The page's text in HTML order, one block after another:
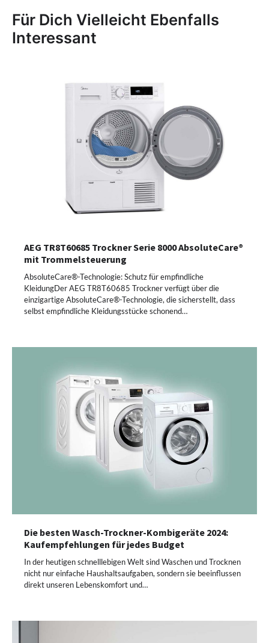
Für Dich Vielleicht Ebenfalls
Interessant
AEG TR8T60685 Trockner Serie 8000 AbsoluteCare®
mit Trommelsteuerung
AbsoluteCare®-Technologie: Schutz für empfindliche
KleidungDer AEG TR8T60685 Trockner verfügt über die
einzigartige AbsoluteCare®-Technologie, die sicherstellt, dass
selbst empfindliche Kleidungsstücke schonend…
Die besten Wasch-Trockner-Kombigeräte 2024:
Kaufempfehlungen für jedes Budget
In der heutigen schnelllebigen Welt sind Waschen und Trocknen
nicht nur einfache Haushaltsaufgaben, sondern sie beeinflussen
direkt unseren Lebenskomfort und…